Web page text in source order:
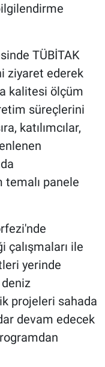
TÜBİTAK
ziyaret ederek
kalitesi ölçüm
süreçlerini
katılımcılar,
panele
ile
yerinde
projeleri sahada
devam edecek